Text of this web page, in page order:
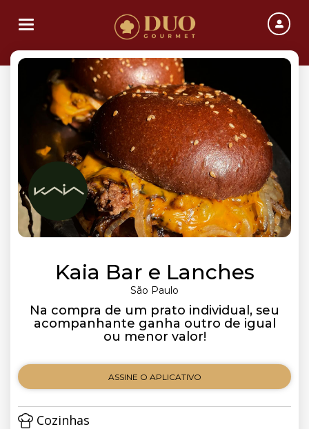
Toggle navigation
Kaia Bar e Lanches
São Paulo
Na compra de um prato individual, seu
acompanhante ganha outro de igual
ou menor valor!
ASSINE O APLICATIVO
Cozinhas